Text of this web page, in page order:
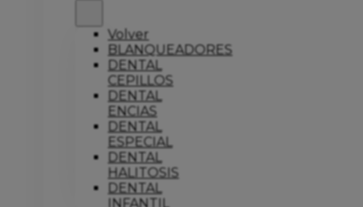
Volver
BLANQUEADORES
DENTAL
CEPILLOS
DENTAL
ENCIAS
DENTAL
ESPECIAL
DENTAL
HALITOSIS
DENTAL
INFANTIL